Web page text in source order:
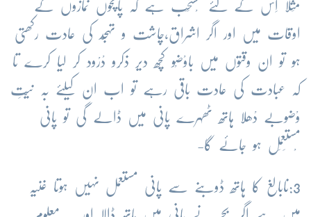
مَثلاً اِس کے لئے مْستَحَب ہے کہ پانچوں نَمازوں کے
اوقات میں اور اگر اشراق،چاشت و تہجّْد کی عادت رکھتی
ہو تو ان وقتوں میں باوْضْو کچھ دیر ذکرو دْرْود کر لیا کرے تا
کہ عبادت کی عادت باقی رہے تو اب ان کیلئے بہ نیّتِ
وْضوبے دْھلا ہاتھ ٹھہرے پانی میں ڈالے گی تو پانی
مْستَعمَل ہو جائے گا-
3:نابالغ کا ہاتھ ڈوبنے سے پانی مستعمل نہیں ہوتا غنیہ